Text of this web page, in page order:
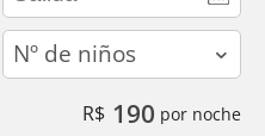
children
R$ 190 por noche